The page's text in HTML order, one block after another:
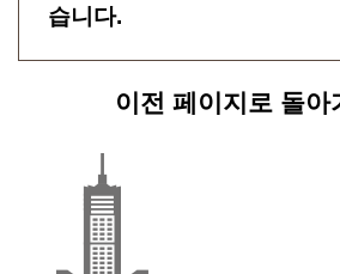
습니다.
이전 페이지로 돌아